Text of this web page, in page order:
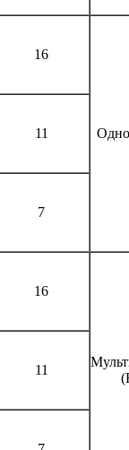
16
11
7
16
11